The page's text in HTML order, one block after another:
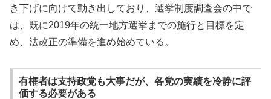
き下げに向けて動き出しており、選挙制度調査会の中で
は、既に2019年の統一地方選挙までの施行と目標を定
め、法改正の準備を進め始めている。
有権者は支持政党も大事だが、各党の実績を冷静に評
価する必要がある